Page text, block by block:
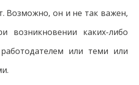
Возможно, он и не так важен,
возникновении каких-либо
или теми или